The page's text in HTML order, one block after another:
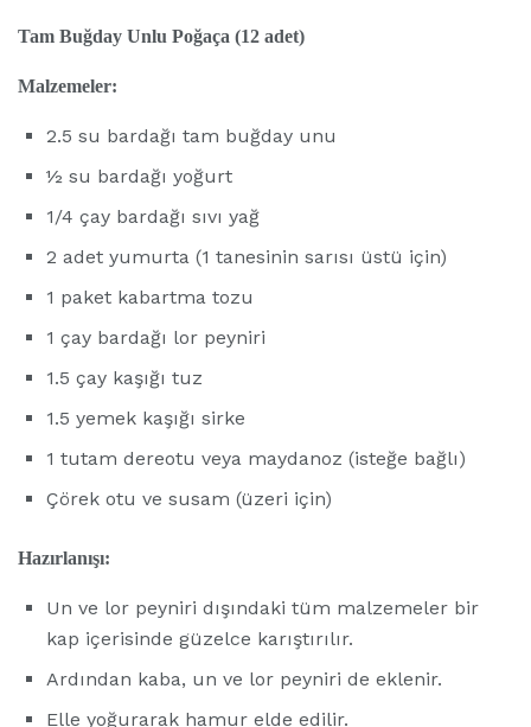
Tam Buğday Unlu Poğaça (12 adet)
Malzemeler:
2.5 su bardağı tam buğday unu
½ su bardağı yoğurt
1/4 çay bardağı sıvı yağ
2 adet yumurta (1 tanesinin sarısı üstü için)
1 paket kabartma tozu
1 çay bardağı lor peyniri
1.5 çay kaşığı tuz
1.5 yemek kaşığı sirke
1 tutam dereotu veya maydanoz (isteğe bağlı)
Çörek otu ve susam (üzeri için)
Hazırlanışı:
Un ve lor peyniri dışındaki tüm malzemeler bir
kap içerisinde güzelce karıştırılır.
Ardından kaba, un ve lor peyniri de eklenir.
Elle yoğurarak hamur elde edilir.